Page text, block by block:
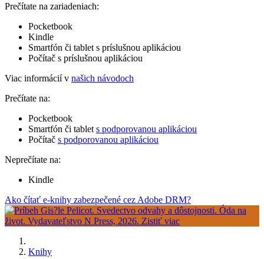
Prečítate na zariadeniach:
Pocketbook
Kindle
Smartfón či tablet s príslušnou aplikáciou
Počítač s príslušnou aplikáciou
Viac informácií v našich návodoch
Prečítate na:
Pocketbook
Smartfón či tablet s podporovanou aplikáciou
Počítač s podporovanou aplikáciou
Neprečítate na:
Kindle
Ako čítať e-knihy zabezpečené cez Adobe DRM?
Knihy